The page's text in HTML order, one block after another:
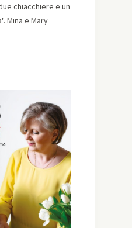
chiacchiere e un
Mina e Mary